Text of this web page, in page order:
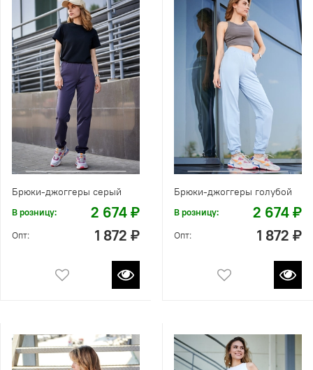
Брюки-джоггеры серый
В розницу: 2 674 ₽
Опт: 1 872 ₽
Брюки-джоггеры голубой
В розницу: 2 674 ₽
Опт: 1 872 ₽